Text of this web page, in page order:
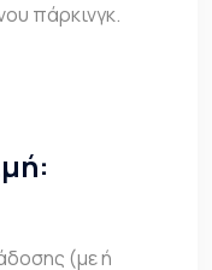
πάρκινγκ.
(με ή